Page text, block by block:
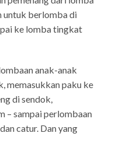
untuk berlomba di
ke lomba tingkat
anak-anak
memasukkan paku ke
di sendok,
– sampai perlombaan
catur. Dan yang